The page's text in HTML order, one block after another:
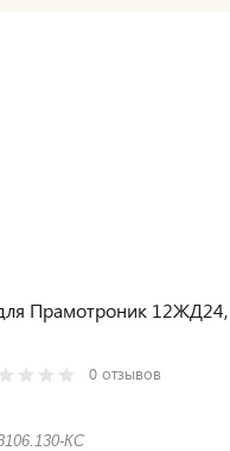
Прамотроник
0 отзывов
КС